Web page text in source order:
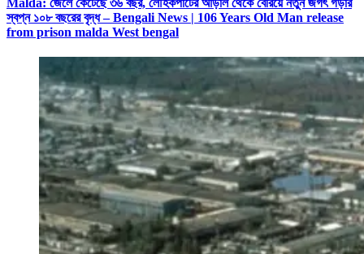
স্বপ্ন ১০৮ বছরের বৃদ্ধ – Bengali News | 106 Years Old Man release
from prison malda West bengal